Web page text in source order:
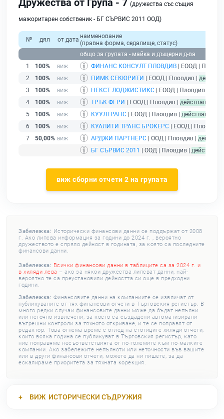
Дружества от Група - 7 (дружества със същия
мажоритарен собственик - БГ СЪРВИС 2011 ООД)
№ дял от дата наименование
(правна форма, седалище, статус)
общо за групата - майка и дъщерни д-ва
1
100% ФИНАНС КОНСУЛТ ПЛОВДИВ | ЕООД |
2
100% ПИМК СЕКЮРИТИ | ЕООД | Пловдив |
3
100% НЕКСТ ЛОДЖИСТИКС | ЕООД | Пловдив |
4
100% ТРЪК ФЕРИ | ЕООД | Пловдив | действащ
5
100% КУУЛТРАНС | ЕООД | Пловдив | действащ
6
100% КУАЛИТИ ТРАНС БРОКЕРС | ЕООД | Пловдив |
7
50,00% АРДЖИ ПАРТНЕРС | ООД | Пловдив |
БГ СЪРВИС 2011
| ООД | Пловдив | действащ
виж сборни отчети 2 на групата
Забележка: Исторически финансови данни се поддържат от 2008
г. Ако липсва информация за години до 2024 г. , вероятно
дружеството е спряло дейност в годината, за която са последните
финансови данни.
Забележка: Всички финансови данни в таблиците са за 2024 г. и
в хиляди лева – ако за някои дружества липсват данни, най-
вероятно те са преустановили дейността си още в предходни
години.
Забележка: Финансовите данни на компаниите се извличат от
публикуваните от тях финансови отчети в Търговския регистър. В
много редки случаи финансовите данни може да бъдат непълни
или неточно извлечени, за което са създадени автоматизирани
вътрешни контроли за тяхното откриване, и те се поправят от
редактор. Това отнема време с оглед на стотиците хиляди отчети,
които всяка година се публикуват в Търговския регистър, като
ние поправяме несъответствията от по-големите към по-малките
компании. Ако забележите непълноти или неточности във вашите
или в други финансови отчети, можете да ни пишете, за да
ескалираме приоритета за тяхната корекция.
ВИЖ ИСТОРИЧЕСКИ СЪДРУЖИЯ